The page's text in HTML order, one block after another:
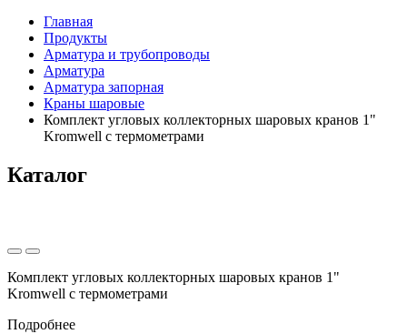
Главная
Продукты
Арматура и трубопроводы
Арматура
Арматура запорная
Краны шаровые
Комплект угловых коллекторных шаровых кранов 1"
Kromwell с термометрами
Каталог
Комплект угловых коллекторных шаровых кранов 1"
Kromwell с термометрами
Подробнее